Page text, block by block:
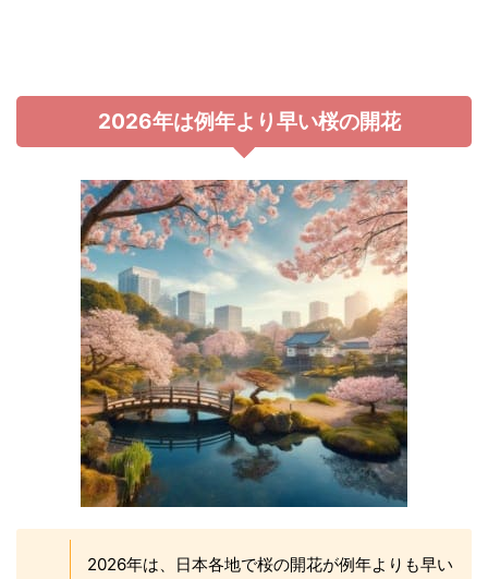
2026年は例年より早い桜の開花
2026年は、日本各地で桜の開花が例年よりも早い